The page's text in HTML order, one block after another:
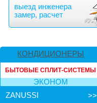
выезд инженера
замер, расчет
КОНДИЦИОНЕРЫ
БЫТОВЫЕ СПЛИТ-СИСТЕМЫ
ЭКОНОМ
ZANUSSI
>>